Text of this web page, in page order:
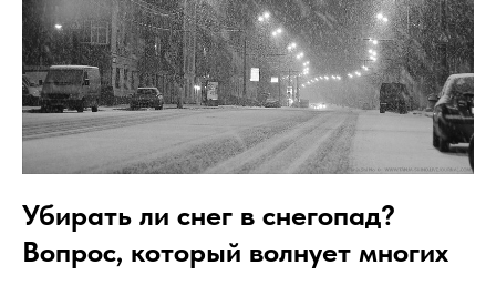
Убирать ли снег в снегопад?
Вопрос, который волнует многих